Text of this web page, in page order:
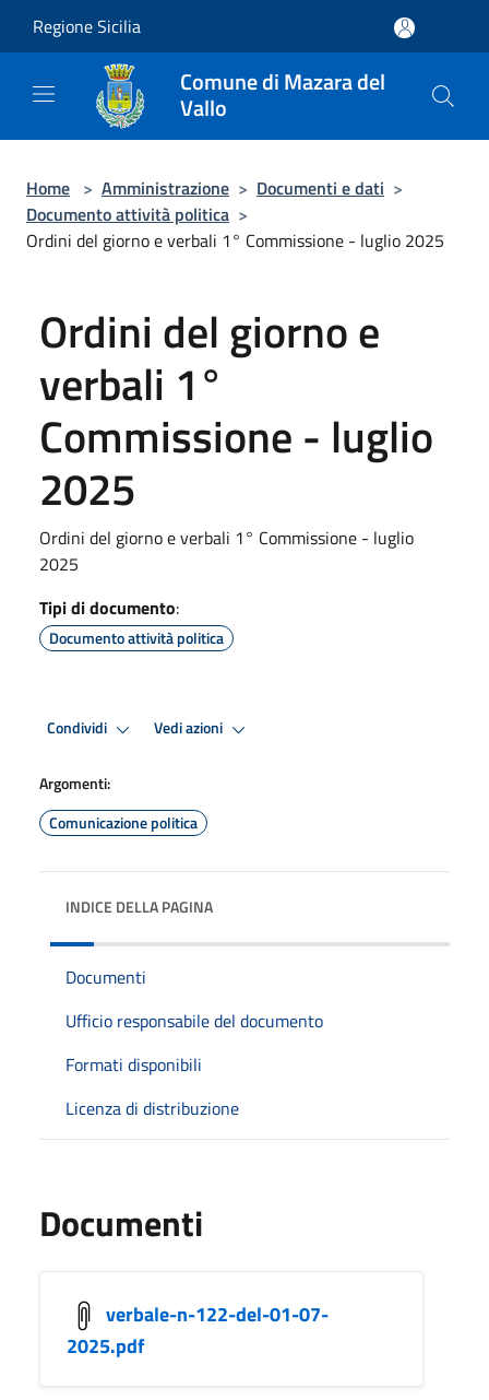
Regione Sicilia
Comune di Mazara del
Vallo
Home > Amministrazione > Documenti e dati >
Documento attività politica >
Ordini del giorno e verbali 1° Commissione - luglio 2025
Ordini del giorno e
verbali 1°
Commissione - luglio
2025
Ordini del giorno e verbali 1° Commissione - luglio
2025
Tipi di documento:
Documento attività politica
Condividi Vedi azioni
Argomenti:
Comunicazione politica
INDICE DELLA PAGINA
Documenti
Ufficio responsabile del documento
Formati disponibili
Licenza di distribuzione
Documenti
verbale-n-122-del-01-07-
2025.pdf